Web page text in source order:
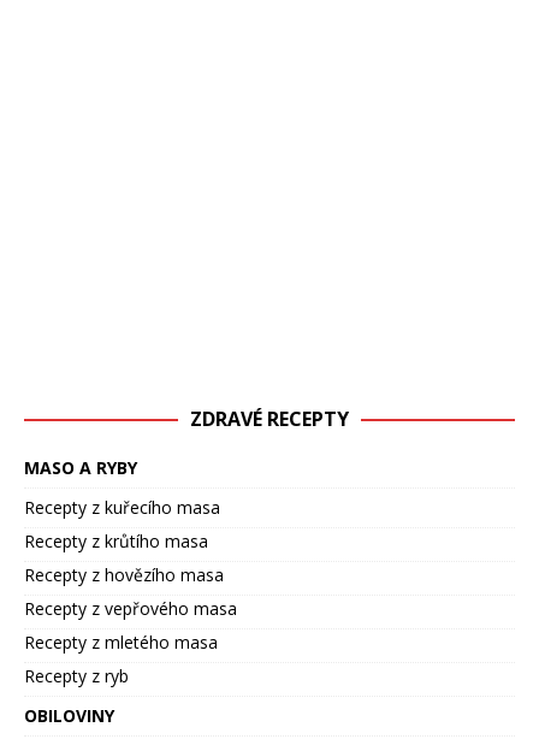
ZDRAVÉ RECEPTY
MASO A RYBY
Recepty z kuřecího masa
Recepty z krůtího masa
Recepty z hovězího masa
Recepty z vepřového masa
Recepty z mletého masa
Recepty z ryb
OBILOVINY